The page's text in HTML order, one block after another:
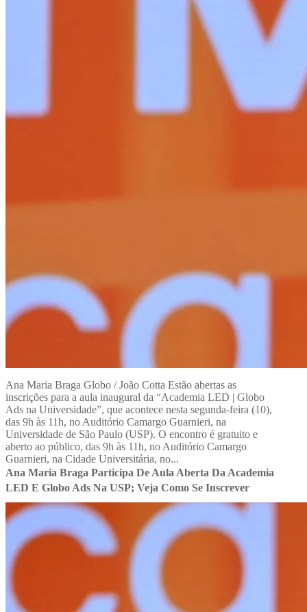
Ana Maria Braga Globo / João Cotta Estão abertas as
inscrições para a aula inaugural da “Academia LED | Globo
Ads na Universidade”, que acontece nesta segunda-feira (10),
das 9h às 11h, no Auditório Camargo Guarnieri, na
Universidade de São Paulo (USP). O encontro é gratuito e
aberto ao público, das 9h às 11h, no Auditório Camargo
Guarnieri, na Cidade Universitária, no...
Ana Maria Braga Participa De Aula Aberta Da Academia
LED E Globo Ads Na USP; Veja Como Se Inscrever